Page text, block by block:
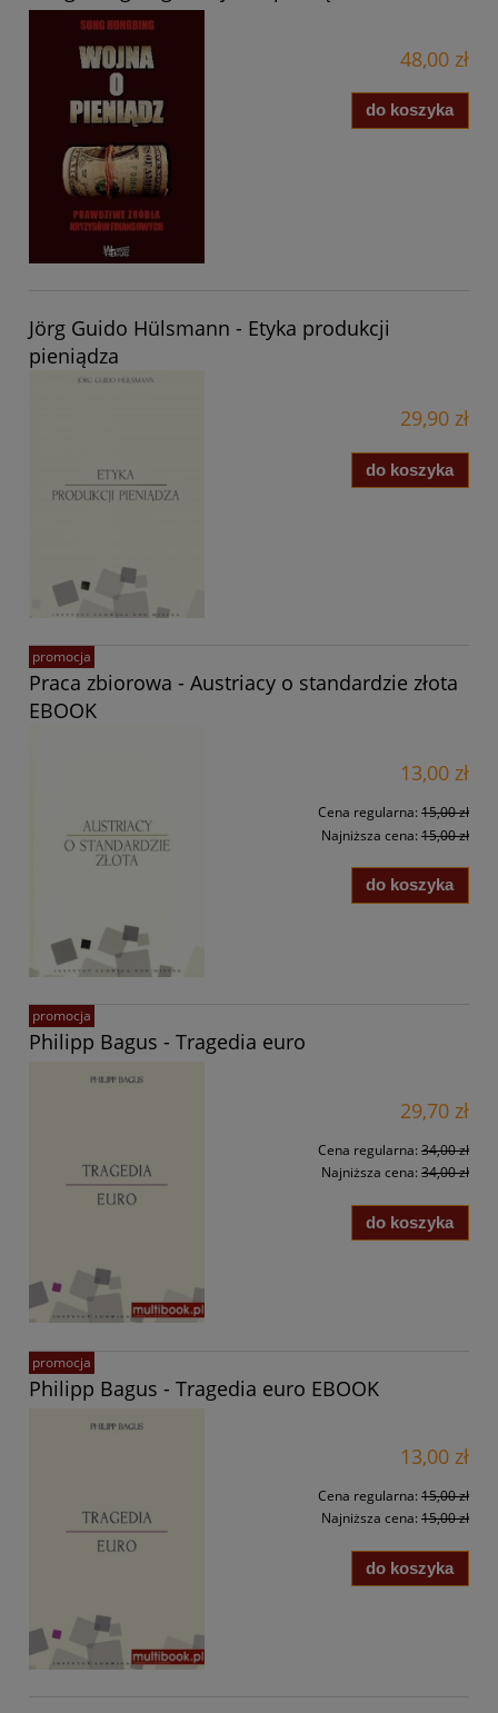
48,00 zł
do koszyka
Jörg Guido Hülsmann - Etyka produkcji
pieniądza
29,90 zł
do koszyka
Praca zbiorowa - Austriacy o standardzie złota
EBOOK
13,00 zł
Cena regularna: 15,00 zł
Najniższa cena: 15,00 zł
do koszyka
promocja
Philipp Bagus - Tragedia euro
29,70 zł
Cena regularna: 34,00 zł
Najniższa cena: 34,00 zł
do koszyka
promocja
Philipp Bagus - Tragedia euro EBOOK
13,00 zł
Cena regularna: 15,00 zł
Najniższa cena: 15,00 zł
do koszyka
promocja